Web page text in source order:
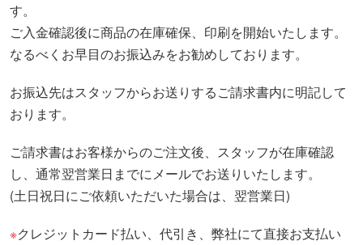
す。
ご入金確認後に商品の在庫確保、印刷を開始いたします。
なるべくお早目のお振込みをお勧めしております。
お振込先はスタッフからお送りするご請求書内に明記して
おります。
ご請求書はお客様からのご注文後、スタッフが在庫確認
し、通常翌営業日までにメールでお送りいたします。
(土日祝日にご依頼いただいた場合は、翌営業日)
※クレジットカード払い、代引き、弊社にて直接お支払い